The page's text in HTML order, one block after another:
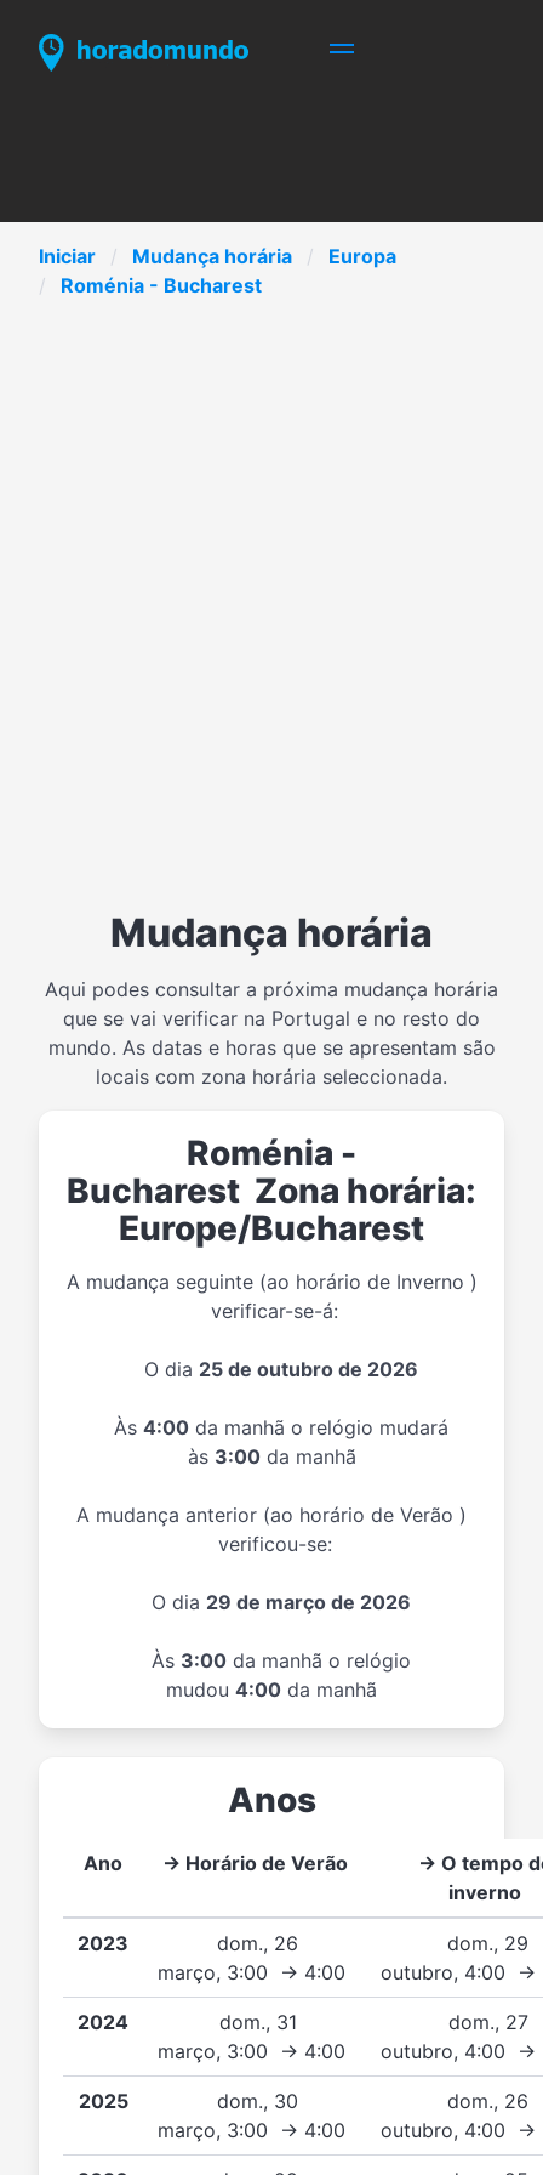
Iniciar Mudança horária
Europa
Roménia - Bucharest
Mudança horária
Aqui podes consultar a próxima mudança horária
que se vai verificar na Portugal e no resto do
mundo. As datas e horas que se apresentam são
locais com zona horária seleccionada.
Roménia -
Bucharest Zona horária:
Europe/Bucharest
A mudança seguinte (ao horário de Inverno )
verificar-se-á:
O dia 25 de outubro de 2026
Às 4:00da manhã o relógio mudará
às 3:00da manhã
A mudança anterior (ao horário de Verão )
verificou-se:
O dia 29 de março de 2026
Às 3:00da manhã o relógio
mudou 4:00 da manhã
Anos
Ano → Horário de Verão
→ O tempo
inverno
2023
dom., 26
março, 3:00 → 4:00
dom., 29
outubro, 4:00 →
2024
dom., 31
março, 3:00 → 4:00
dom., 27
outubro, 4:00 →
2025
dom., 30
março, 3:00 → 4:00
dom., 26
outubro, 4:00 →